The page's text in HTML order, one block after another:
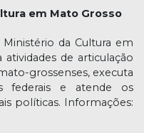
em Mato Grosso
da Cultura em
de articulação
grossenses, executa
federais e atende os
políticas. Informações: